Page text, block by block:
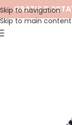
Skip to navigation
Skip to main content
GRATIS